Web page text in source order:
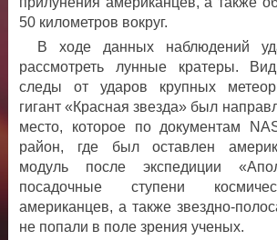
50 километров вокруг.
В ходе данных наблюдений
рассмотреть лунные кратеры.
следы от ударов крупных
гигант «Красная звезда» был
место, которое по документам
район, где был оставлен
модуль после экспедиции
посадочные ступени
американцев, а также звездно-
не попали в поле зрения ученых.